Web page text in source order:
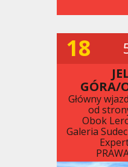
18
GÓRA/
Główny
od
Obok
Galeria